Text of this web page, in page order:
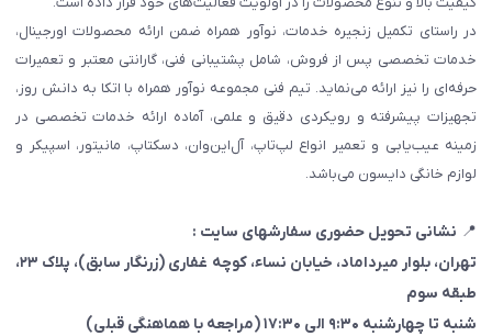
در راستای تکمیل زنجیره خدمات، نوآور همراه ضمن ارائه محصولات اورجینال،
خدمات تخصصی پس از فروش، شامل پشتیبانی فنی، گارانتی معتبر و تعمیرات
حرفه‌ای را نیز ارائه می‌نماید. تیم فنی مجموعه نوآور همراه با اتکا به دانش روز،
تجهیزات پیشرفته و رویکردی دقیق و علمی، آماده ارائه خدمات تخصصی در
زمینه عیب‌یابی و تعمیر انواع لپ‌تاپ، آل‌این‌وان، دسکتاپ، مانیتور، اسپیکر و
لوازم خانگی دایسون می‌باشد.
📍 نشانی تحویل حضوری سفارشهای سایت :
تهران، بلوار میرداماد، خیابان نساء، کوچه غفاری (زرنگار سابق)
، پلاک ۲۳،
طبقه سوم
شنبه تا چهارشنبه ۹:۳۰ الی ۱۷:۳۰ (مراجعه با هماهنگی قبلی)